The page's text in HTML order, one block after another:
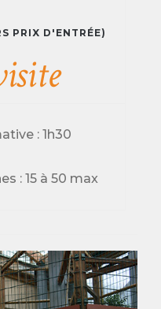
PRIX D'ENTRÉE)
: 1h30
: 15 à 50 max